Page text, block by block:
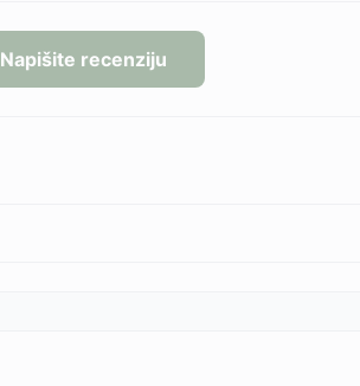
Napišite recenziju